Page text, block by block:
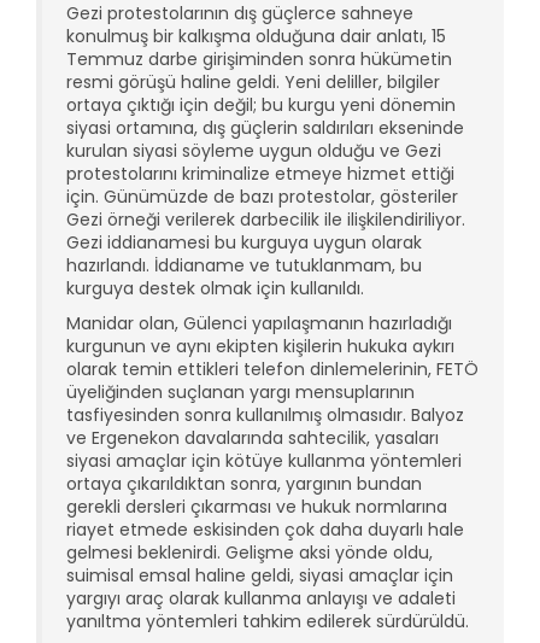
Gezi protestolarının dış güçlerce sahneye
konulmuş bir kalkışma olduğuna dair anlatı, 15
Temmuz darbe girişiminden sonra hükümetin
resmi görüşü haline geldi. Yeni deliller, bilgiler
ortaya çıktığı için değil; bu kurgu yeni dönemin
siyasi ortamına, dış güçlerin saldırıları ekseninde
kurulan siyasi söyleme uygun olduğu ve Gezi
protestolarını kriminalize etmeye hizmet ettiği
için. Günümüzde de bazı protestolar, gösteriler
Gezi örneği verilerek darbecilik ile ilişkilendiriliyor.
Gezi iddianamesi bu kurguya uygun olarak
hazırlandı. İddianame ve tutuklanmam, bu
kurguya destek olmak için kullanıldı.
Manidar olan, Gülenci yapılaşmanın hazırladığı
kurgunun ve aynı ekipten kişilerin hukuka aykırı
olarak temin ettikleri telefon dinlemelerinin, FETÖ
üyeliğinden suçlanan yargı mensuplarının
tasfiyesinden sonra kullanılmış olmasıdır. Balyoz
ve Ergenekon davalarında sahtecilik, yasaları
siyasi amaçlar için kötüye kullanma yöntemleri
ortaya çıkarıldıktan sonra, yargının bundan
gerekli dersleri çıkarması ve hukuk normlarına
riayet etmede eskisinden çok daha duyarlı hale
gelmesi beklenirdi. Gelişme aksi yönde oldu,
suimisal emsal haline geldi, siyasi amaçlar için
yargıyı araç olarak kullanma anlayışı ve adaleti
yanıltma yöntemleri tahkim edilerek sürdürüldü.